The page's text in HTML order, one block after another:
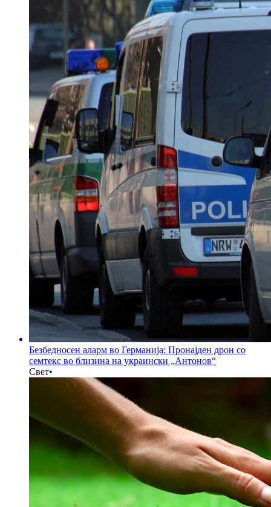
Безбедносен аларм во Германија: Пронајден дрон со
семтекс во близина на украински „Антонов“
Свет•